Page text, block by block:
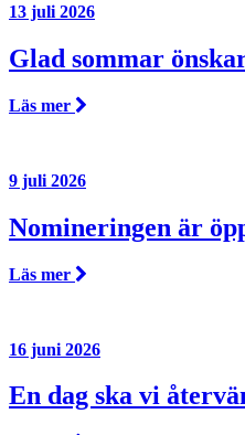
13 juli 2026
Glad sommar
Läs mer
9 juli 2026
Nomineringen är
Läs mer
16 juni 2026
En dag ska vi